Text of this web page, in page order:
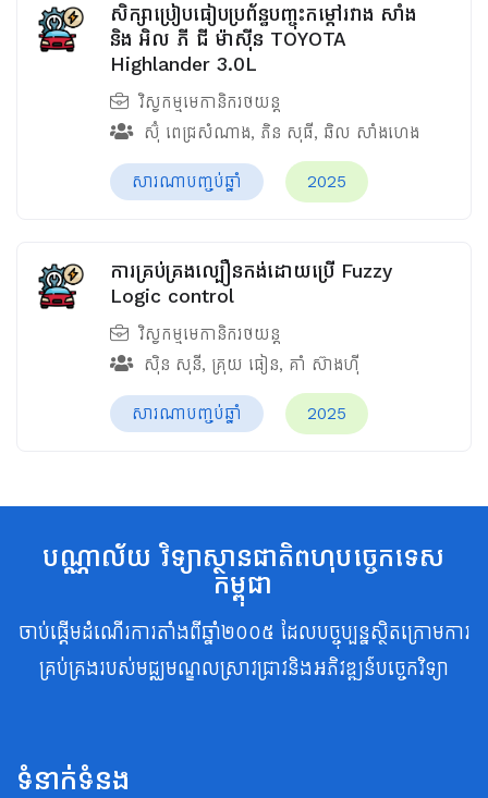
សិក្សាប្រៀបធៀបប្រព័ន្ធបញ្ចុះកម្ដៅរវាង សាំង
និង អិល ភី ជី ម៉ាស៊ីន TOYOTA
Highlander 3.0L
វិស្វកម្មមេកានិករថយន្ត
ស៊ុំ ពេជ្រសំណាង, ភិន សុធី, ឆិល សាំងហេង
សារណាបញ្ចប់ឆ្នាំ 2025
ការគ្រប់គ្រងល្បឿនកង់ដោយប្រើ Fuzzy
Logic control
វិស្វកម្មមេកានិករថយន្ត
ស៊ិន សុនី, គ្រុយ ធៀន, គាំ ស៊ាងហ៊ី
សារណាបញ្ចប់ឆ្នាំ 2025
បណ្ណាល័យ វិទ្យាស្ថានជាតិពហុបច្ចេកទេស
កម្ពុជា
ចាប់ផ្តើមដំណើរការតាំងពីឆ្នាំ២០០៥ ដែលបច្ចុប្បន្នស្ថិតក្រោមការ
គ្រប់គ្រងរបស់មជ្ឈមណ្ឌលស្រាវជ្រាវនិងអភិវឌ្ឍន៍បច្ចេកវិទ្យា
ទំនាក់ទំនង